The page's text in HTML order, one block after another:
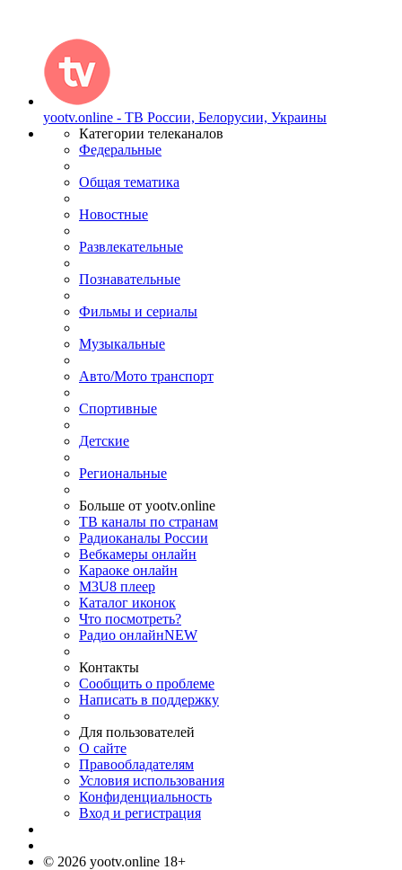
yootv.online - ТВ России, Белорусии, Украины
Категории телеканалов
Федеральные
Общая тематика
Новостные
Развлекательные
Познавательные
Фильмы и сериалы
Музыкальные
Авто/Мото транспорт
Спортивные
Детские
Региональные
Больше от yootv.online
ТВ каналы по странам
Радиоканалы России
Вебкамеры онлайн
Караоке онлайн
M3U8 плеер
Каталог иконок
Что посмотреть?
Радио онлайнNEW
Контакты
Сообщить о проблеме
Написать в поддержку
Для пользователей
О сайте
Правообладателям
Условия использования
Конфиденциальность
Вход и регистрация
© 2026 yootv.online 18+